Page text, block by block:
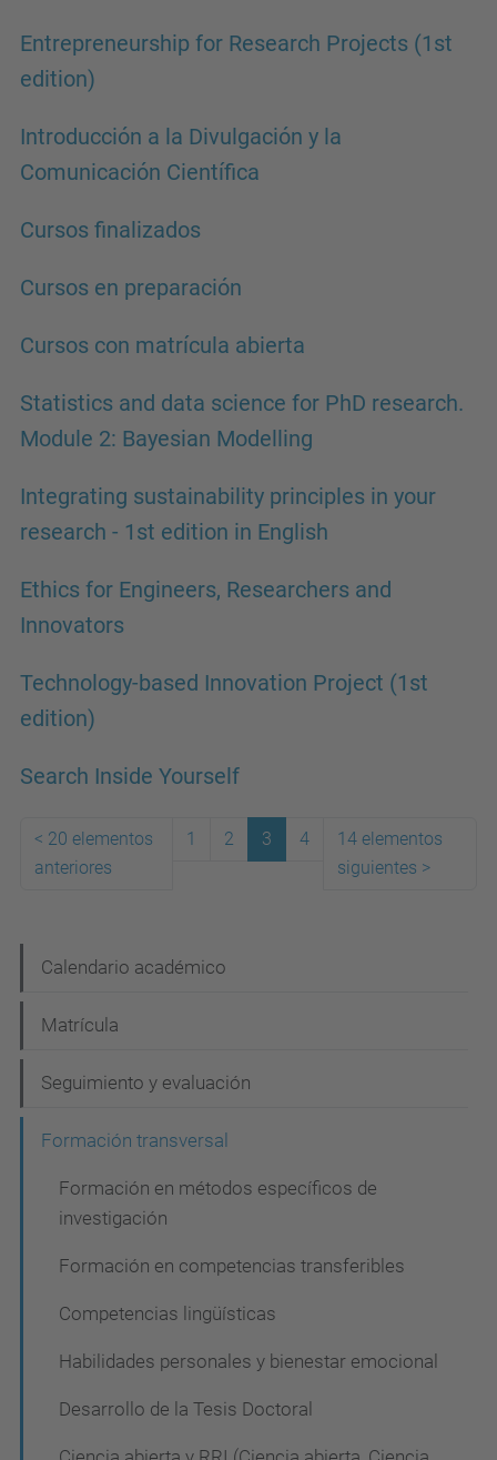
Entrepreneurship for Research Projects (1st
edition)
Introducción a la Divulgación y la
Comunicación Científica
Cursos finalizados
Cursos en preparación
Cursos con matrícula abierta
Statistics and data science for PhD research.
Module 2: Bayesian Modelling
Integrating sustainability principles in your
research - 1st edition in English
Ethics for Engineers, Researchers and
Innovators
Technology-based Innovation Project (1st
edition)
Search Inside Yourself
< 20 elementos
anteriores
1 2 3 4
14 elementos
siguientes >
a
v
g
Calendario académico
Matrícula
Seguimiento y evaluación
Formación transversal
Formación en métodos específicos de
investigación
Formación en competencias transferibles
Competencias lingüísticas
Habilidades personales y bienestar emocional
Desarrollo de la Tesis Doctoral